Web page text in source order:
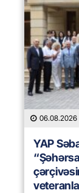
06.08.2026
YAP